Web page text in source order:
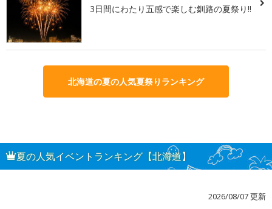
3日間にわたり五感で楽しむ釧路の夏祭り!!
北海道の夏の人気夏祭りランキング
夏の人気イベントランキング【北海道】
2026/08/07 更新